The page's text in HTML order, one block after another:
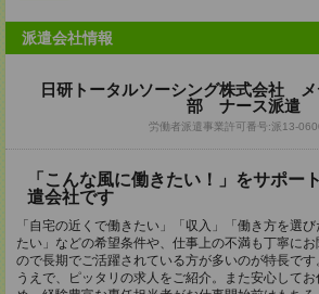
派遣会社情報
日研トータルソーシング株式会社
部 ナース派遣
労働者派遣事業許可番号:派13-
「こんな風に働きたい！」をサポー
遣会社です
「自宅の近くで働きたい」「収入」「働き方を選
たい」などの希望条件や、仕事上の不満も丁寧に
ので長期でご活躍されている方が多いのが特長で
うえで、ピッタリの求人をご紹介。また安心して